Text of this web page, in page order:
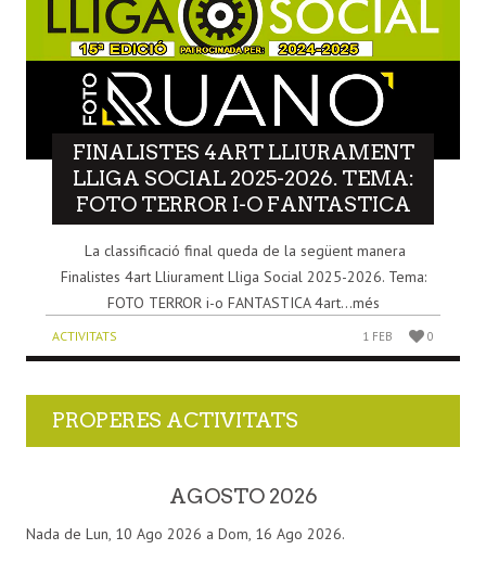
FINALISTES 4ART LLIURAMENT
LLIGA SOCIAL 2025-2026. TEMA:
FOTO TERROR I-O FANTASTICA
La classificació final queda de la següent manera
Finalistes 4art Lliurament Lliga Social 2025-2026. Tema:
FOTO TERROR i-o FANTASTICA 4art...més
ACTIVITATS 1 FEB 0
PROPERES ACTIVITATS
AGOSTO 2026
Nada de Lun, 10 Ago 2026 a Dom, 16 Ago 2026.